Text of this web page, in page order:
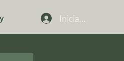
Iniciar sesión